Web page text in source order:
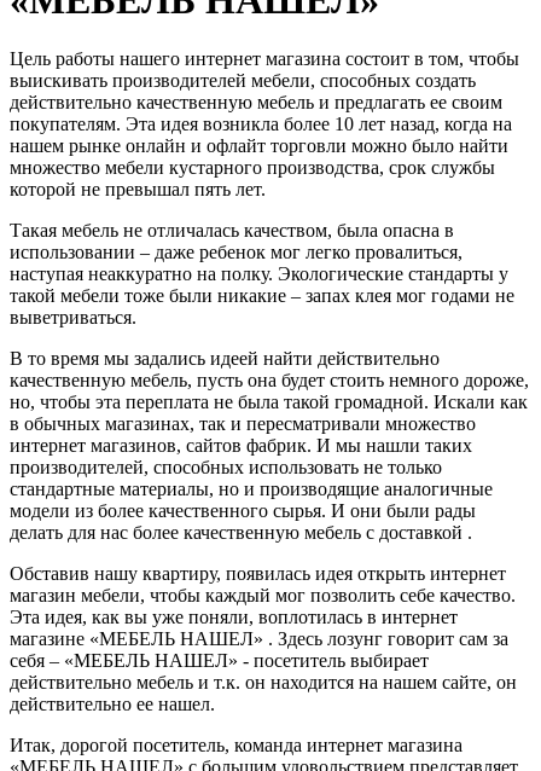
Цель работы нашего интернет магазина состоит в том, чтобы
выискивать производителей мебели, способных создать
действительно качественную мебель и предлагать ее своим
покупателям. Эта идея возникла более 10 лет назад, когда на
нашем рынке онлайн и офлайт торговли можно было найти
множество мебели кустарного производства, срок службы
которой не превышал пять лет.
Такая мебель не отличалась качеством, была опасна в
использовании – даже ребенок мог легко провалиться,
наступая неаккуратно на полку. Экологические стандарты у
такой мебели тоже были никакие – запах клея мог годами не
выветриваться.
В то время мы задались идеей найти действительно
качественную мебель, пусть она будет стоить немного дороже,
но, чтобы эта переплата не была такой громадной. Искали как
в обычных магазинах, так и пересматривали множество
интернет магазинов, сайтов фабрик. И мы нашли таких
производителей, способных использовать не только
стандартные материалы, но и производящие аналогичные
модели из более качественного сырья. И они были рады
делать для нас более качественную мебель с доставкой .
Обставив нашу квартиру, появилась идея открыть интернет
магазин мебели, чтобы каждый мог позволить себе качество.
Эта идея, как вы уже поняли, воплотилась в интернет
магазине «МЕБЕЛЬ НАШЕЛ» . Здесь лозунг говорит сам за
себя – «МЕБЕЛЬ НАШЕЛ» - посетитель выбирает
действительно мебель и т.к. он находится на нашем сайте, он
действительно ее нашел.
Итак, дорогой посетитель, команда интернет магазина